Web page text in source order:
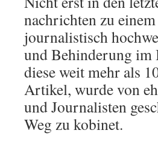
nachrichten zu
journalistisch
und Behinderung
diese weit mehr als
Artikel, wurde von
und Journalisten
Weg zu kobinet.